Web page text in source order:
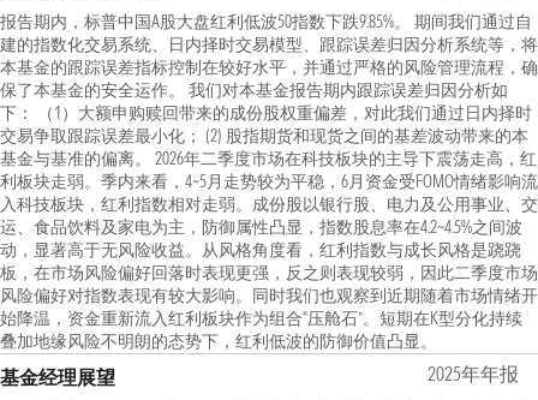
报告期内，标普中国A股大盘红利低波50指数下跌9.85%。 期间我们通过自
建的指数化交易系统、日内择时交易模型、跟踪误差归因分析系统等，将
本基金的跟踪误差指标控制在较好水平，并通过严格的风险管理流程，确
保了本基金的安全运作。 我们对本基金报告期内跟踪误差归因分析如
下： （1）大额申购赎回带来的成份股权重偏差，对此我们通过日内择时
交易争取跟踪误差最小化； (2) 股指期货和现货之间的基差波动带来的本
基金与基准的偏离。 2026年二季度市场在科技板块的主导下震荡走高，红
利板块走弱。季内来看，4~5月走势较为平稳，6月资金受FOMO情绪影响流
入科技板块，红利指数相对走弱。成份股以银行股、电力及公用事业、交
运、食品饮料及家电为主，防御属性凸显，指数股息率在4.2~4.5%之间波
动，显著高于无风险收益。从风格角度看，红利指数与成长风格是跷跷
板，在市场风险偏好回落时表现更强，反之则表现较弱，因此二季度市场
风险偏好对指数表现有较大影响。同时我们也观察到近期随着市场情绪开
始降温，资金重新流入红利板块作为组合“压舱石”。短期在K型分化持续
叠加地缘风险不明朗的态势下，红利低波的防御价值凸显。
基金经理展望 2025年年报